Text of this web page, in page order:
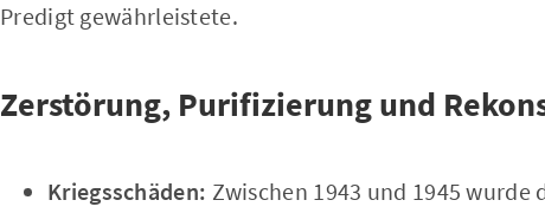
Predigt gewährleistete.
Zerstörung, Purifizierung und
Kriegsschäden: Zwischen 1943 und 1945 wurde